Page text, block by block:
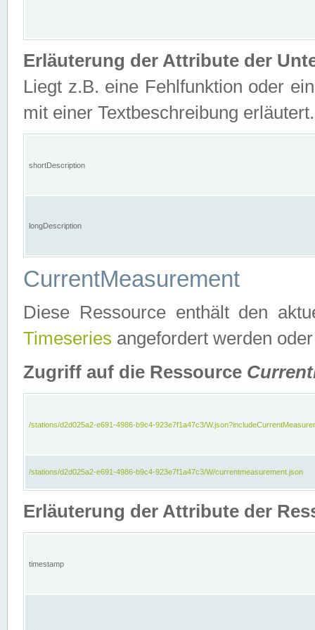
Erläuterung der Attribute der
Liegt z.B. eine Fehlfunktion oder
mit einer Textbeschreibung erläutert.
shortDescription
longDescription
CurrentMeasurement
Diese Ressource enthält den
Timeseries angefordert werden
Zugriff auf die Ressource
/stations/d2d025a2-e691-4986-b9c4-923e7f1a47c3/
/stations/d2d025a2-e691-4986-b9c4-923e7f1a47c3/W/currentmeasurement.json
Erläuterung der Attribute der
timestamp